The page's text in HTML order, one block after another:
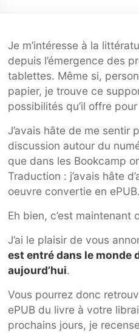
Je m’intéresse à la
depuis l’émergence des
tablettes. Même si,
papier, je trouve ce
possibilités qu’il offre pour
J’avais hâte de me sentir
discussion autour du
que dans les Bookcamp
Traduction : j’avais hâte
oeuvre convertie en ePUB.
Eh bien, c’est maintenant
J’ai le plaisir de vous
est entré dans le monde
aujourd’hui.
Vous pourrez donc
ePUB du livre à votre
prochains jours, je